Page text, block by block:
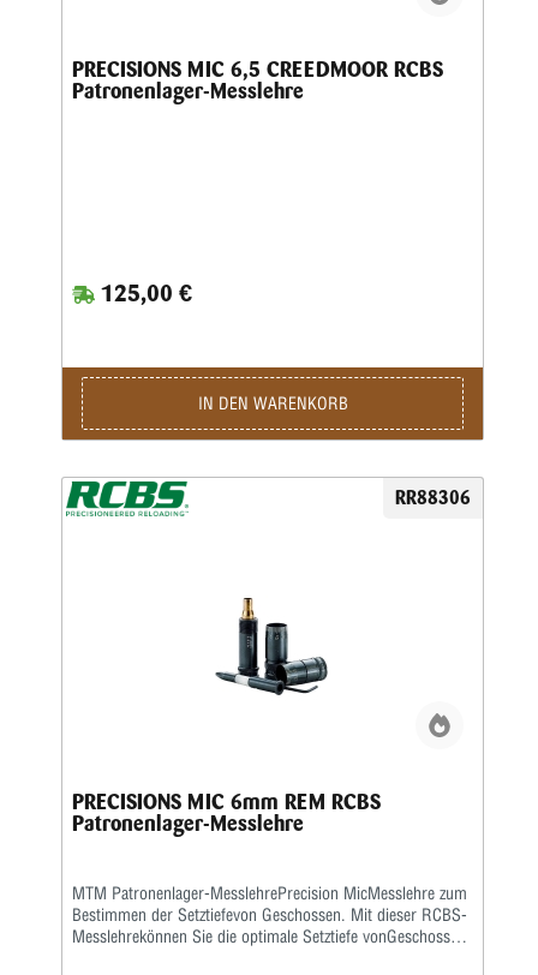
PRECISIONS MIC 6,5 CREEDMOOR RCBS
Patronenlager-Messlehre
125,00 €
IN DEN WARENKORB
RR88306
PRECISIONS MIC 6mm REM RCBS
Patronenlager-Messlehre
MTM Patronenlager-MesslehrePrecision MicMesslehre zum
Bestimmen der Setztiefevon Geschossen. Mit dieser RCBS-
Messlehrekönnen Sie die optimale Setztiefe vonGeschossen